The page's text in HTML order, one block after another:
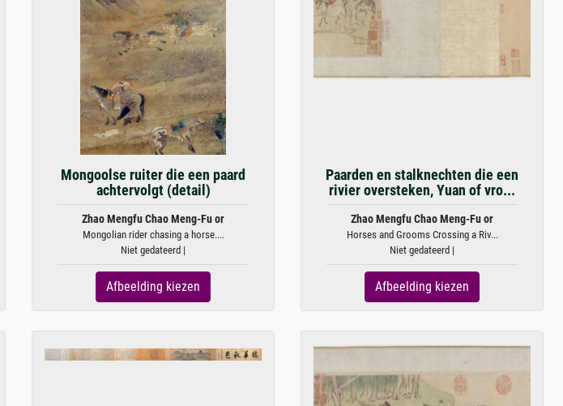
Mongoolse ruiter die een paard
achtervolgt (detail)
Zhao Mengfu Chao Meng-Fu or
Mongolian rider chasing a horse....
Niet gedateerd |
Afbeelding kiezen
Paarden en stalknechten die een
rivier oversteken, Yuan of vro...
Zhao Mengfu Chao Meng-Fu or
Horses and Grooms Crossing a Riv...
Niet gedateerd |
Afbeelding kiezen